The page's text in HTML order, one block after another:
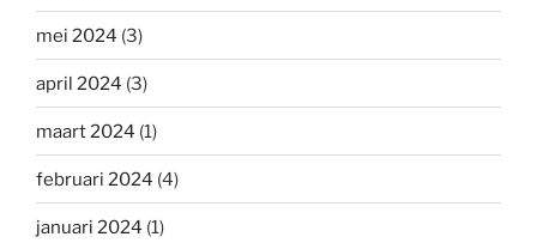
mei 2024 (3)
april 2024 (3)
maart 2024 (1)
februari 2024 (4)
januari 2024 (1)